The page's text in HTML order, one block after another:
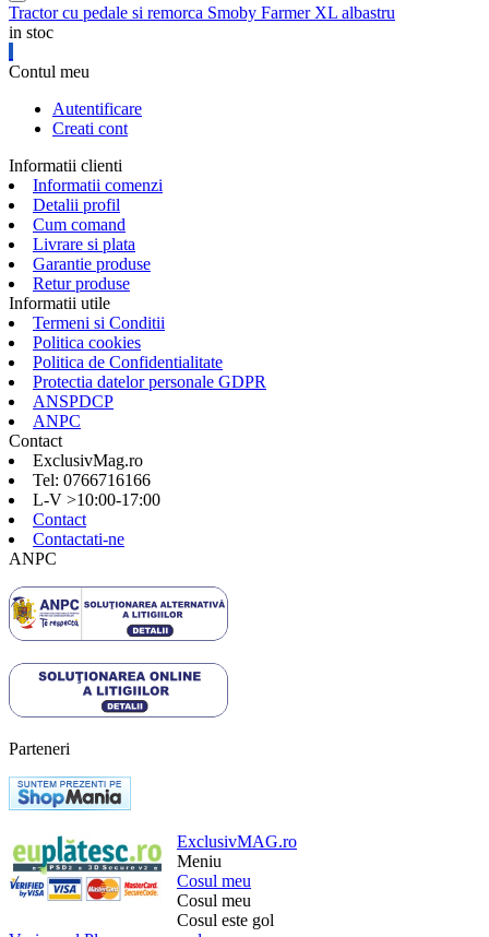
Tractor cu pedale si remorca Smoby Farmer XL albastru
in stoc
Contul meu
Autentificare
Creati cont
Informatii clienti
Informatii comenzi
Detalii profil
Cum comand
Livrare si plata
Garantie produse
Retur produse
Informatii utile
Termeni si Conditii
Politica cookies
Politica de Confidentialitate
Protectia datelor personale GDPR
ANSPDCP
ANPC
Contact
ExclusivMag.ro
Tel: 0766716166
L-V >10:00-17:00
Contact
Contactati-ne
ANPC
Parteneri
ExclusivMAG.ro
Meniu
Cosul meu
Cosul meu
Cosul este gol